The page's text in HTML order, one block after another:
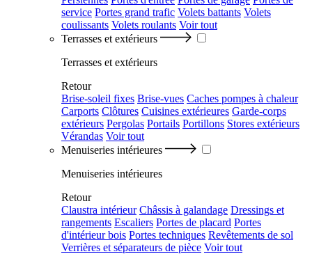
service Portes grand trafic Volets battants Volets
coulissants Volets roulants Voir tout
Terrasses et extérieurs
Terrasses et extérieurs
Retour
Brise-soleil fixes Brise-vues Caches pompes à chaleur
Carports Clôtures Cuisines extérieures Garde-corps
extérieurs Pergolas Portails Portillons Stores extérieurs
Vérandas Voir tout
Menuiseries intérieures
Menuiseries intérieures
Retour
Claustra intérieur Châssis à galandage Dressings et
rangements Escaliers Portes de placard Portes
d'intérieur bois Portes techniques Revêtements de sol
Verrières et séparateurs de pièce Voir tout